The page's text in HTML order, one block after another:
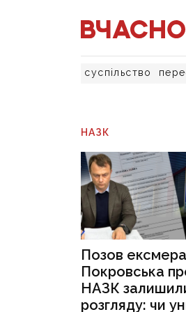
суспільство
НАЗК
Позов ексмера
Покровська
НАЗК
розгляду: чи